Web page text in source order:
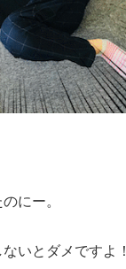
にー。
いとダメですよ！